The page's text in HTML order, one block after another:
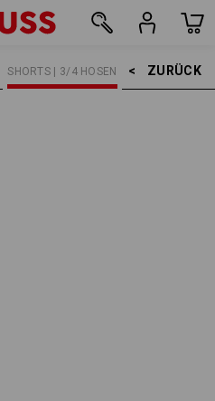
ZURÜCK    >
SHORTS | 3/4 HOSEN